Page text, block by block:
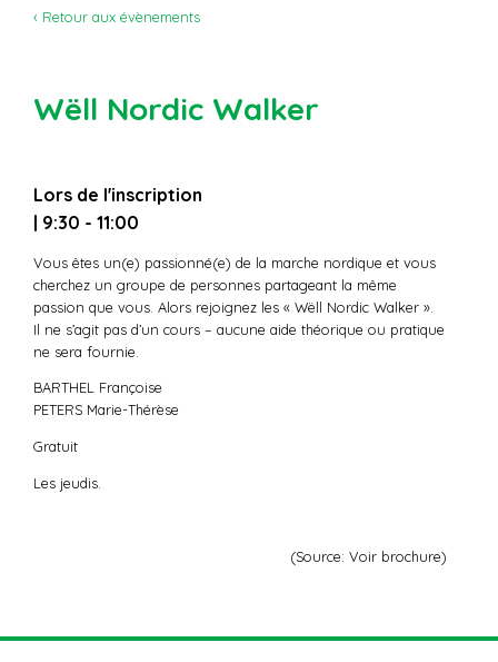
‹ Retour aux évènements
Wëll Nordic Walker
Lors de l'inscription
| 9:30 - 11:00
Vous êtes un(e) passionné(e) de la marche nordique et vous
cherchez un groupe de personnes partageant la même
passion que vous. Alors rejoignez les « Wëll Nordic Walker ».
Il ne s’agit pas d’un cours – aucune aide théorique ou pratique
ne sera fournie.
BARTHEL Françoise
PETERS Marie-Thérèse
Gratuit
Les jeudis.
(Source: Voir brochure)